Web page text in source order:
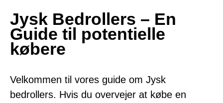
Jysk Bedrollers – En
Guide til potentielle
købere
Velkommen til vores guide om Jysk
bedrollers. Hvis du overvejer at købe en